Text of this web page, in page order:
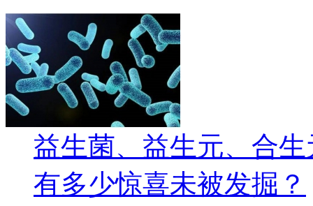
益生菌、益生元、合
有多少惊喜未被发掘？